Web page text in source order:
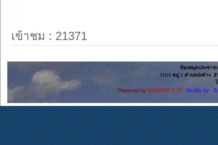
เข้าชม : 21371
ห้องสมุดประชาช
711/1 หมู่ 2 ตำบลปงตำง อ
Powered by MAXSITE 1.10 Modify by